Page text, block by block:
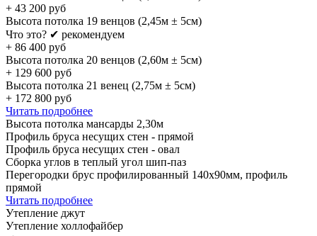
+ 43 200 руб
Высота потолка 19 венцов (2,45м ± 5см)
Что это? ✔ рекомендуем
+ 86 400 руб
Высота потолка 20 венцов (2,60м ± 5см)
+ 129 600 руб
Высота потолка 21 венец (2,75м ± 5см)
+ 172 800 руб
Читать подробнее
Высота потолка мансарды 2,30м
Профиль бруса несущих стен - прямой
Профиль бруса несущих стен - овал
Сборка углов в теплый угол шип-паз
Перегородки брус профилированный 140х90мм, профиль
прямой
Читать подробнее
Утепление джут
Утепление холлофайбер